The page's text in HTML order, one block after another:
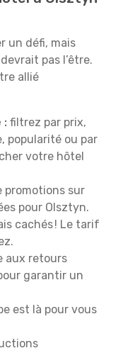
un défi, mais
pas l’être.
allié
: filtrez par prix,
popularité ou par
votre hôtel
promotions sur
pour Olsztyn.
cachés ! Le tarif
aux retours
garantir un
est là pour vous